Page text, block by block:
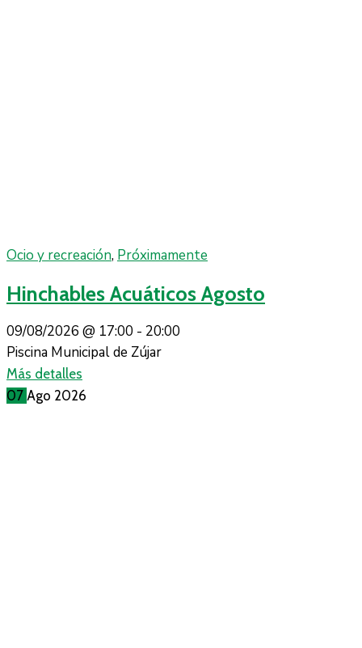
Ocio y recreación, Próximamente
Hinchables Acuáticos Agosto
09/08/2026 @ 17:00 - 20:00
Piscina Municipal de Zújar
Más detalles
07 Ago 2026